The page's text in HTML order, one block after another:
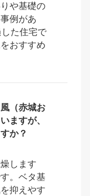
や基礎の
例があ
た住宅で
おすすめ
（赤城お
ますが、
か？
します
。ベタ基
抑えやす